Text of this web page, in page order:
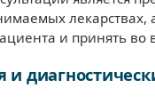
лекарствах,
и принять
и